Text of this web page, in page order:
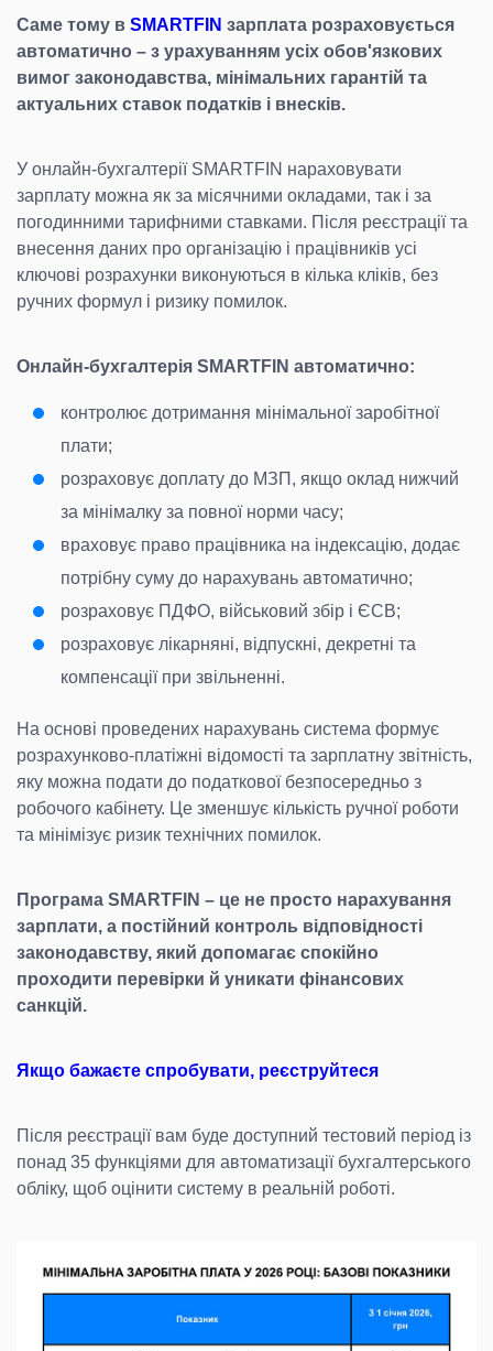
Саме тому в SMARTFIN зарплата розраховується
автоматично – з урахуванням усіх обов'язкових
вимог законодавства, мінімальних гарантій та
актуальних ставок податків і внесків.
У онлайн-бухгалтерії SMARTFIN нараховувати
зарплату можна як за місячними окладами, так і за
погодинними тарифними ставками. Після реєстрації та
внесення даних про організацію і працівників усі
ключові розрахунки виконуються в кілька кліків, без
ручних формул і ризику помилок.
Онлайн-бухгалтерія SMARTFIN автоматично:
контролює дотримання мінімальної заробітної
плати;
розраховує доплату до МЗП, якщо оклад нижчий
за мінімалку за повної норми часу;
враховує право працівника на індексацію, додає
потрібну суму до нарахувань автоматично;
розраховує ПДФО, військовий збір і ЄСВ;
розраховує лікарняні, відпускні, декретні та
компенсації при звільненні.
На основі проведених нарахувань система формує
розрахунково-платіжні відомості та зарплатну звітність,
яку можна подати до податкової безпосередньо з
робочого кабінету. Це зменшує кількість ручної роботи
та мінімізує ризик технічних помилок.
Програма SMARTFIN – це не просто нарахування
зарплати, а постійний контроль відповідності
законодавству, який допомагає спокійно
проходити перевірки й уникати фінансових
санкцій.
Якщо бажаєте спробувати, реєструйтеся
Після реєстрації вам буде доступний тестовий період із
понад 35 функціями для автоматизації бухгалтерського
обліку, щоб оцінити систему в реальній роботі.